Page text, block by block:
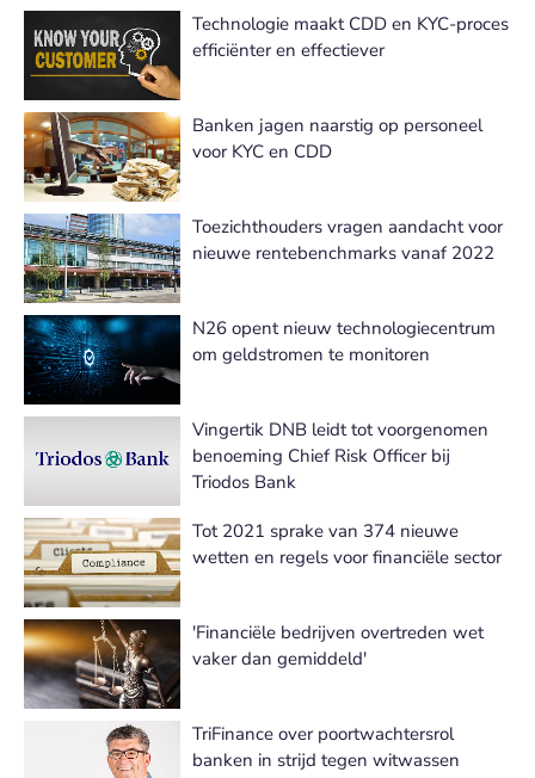
Technologie maakt CDD en KYC-proces
efficiënter en effectiever
Banken jagen naarstig op personeel
voor KYC en CDD
Toezichthouders vragen aandacht voor
nieuwe rentebenchmarks vanaf 2022
N26 opent nieuw technologiecentrum
om geldstromen te monitoren
Vingertik DNB leidt tot voorgenomen
benoeming Chief Risk Officer bij
Triodos Bank
Tot 2021 sprake van 374 nieuwe
wetten en regels voor financiële sector
'Financiële bedrijven overtreden wet
vaker dan gemiddeld'
TriFinance over poortwachtersrol
banken in strijd tegen witwassen